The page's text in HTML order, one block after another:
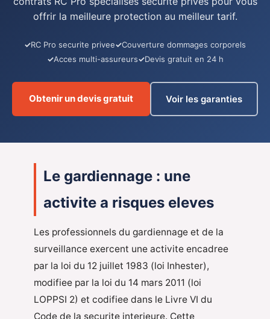
offrir la meilleure protection au meilleur tarif.
RC Pro securite privee
Couverture dommages corporels
Acces multi-assureurs
Devis gratuit en 24 h
Obtenir un devis gratuit Voir les garanties
Le gardiennage : une
activite a risques eleves
Les professionnels du gardiennage et de la
surveillance exercent une activite encadree
par la loi du 12 juillet 1983 (loi Inhester),
modifiee par la loi du 14 mars 2011 (loi
LOPPSI 2) et codifiee dans le Livre VI du
Code de la securite interieure. Cette